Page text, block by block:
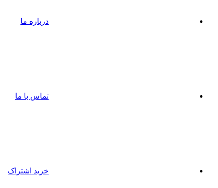
درباره ما
تماس با ما
خرید اشتراک